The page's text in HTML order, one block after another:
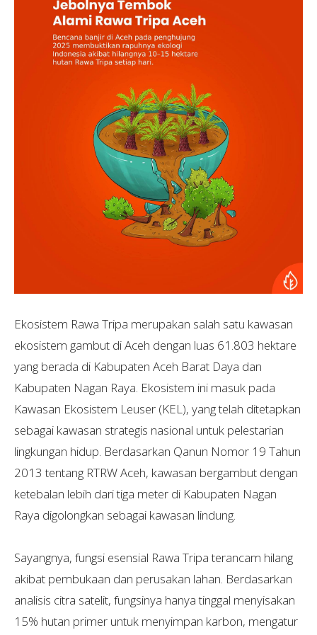
Ekosistem Rawa Tripa merupakan salah satu kawasan
ekosistem gambut di Aceh dengan luas 61.803 hektare
yang berada di Kabupaten Aceh Barat Daya dan
Kabupaten Nagan Raya. Ekosistem ini masuk pada
Kawasan Ekosistem Leuser (KEL), yang telah ditetapkan
sebagai kawasan strategis nasional untuk pelestarian
lingkungan hidup. Berdasarkan Qanun Nomor 19 Tahun
2013 tentang RTRW Aceh, kawasan bergambut dengan
ketebalan lebih dari tiga meter di Kabupaten Nagan
Raya digolongkan sebagai kawasan lindung.
Sayangnya, fungsi esensial Rawa Tripa terancam hilang
akibat pembukaan dan perusakan lahan. Berdasarkan
analisis citra satelit, fungsinya hanya tinggal menyisakan
15% hutan primer untuk menyimpan karbon, mengatur